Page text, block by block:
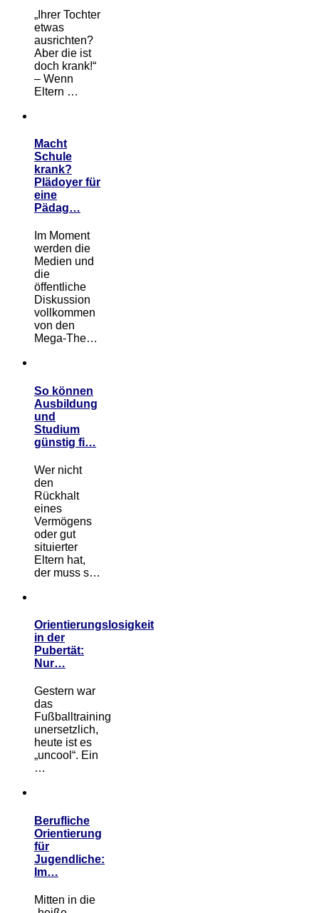
„Ihrer Tochter
etwas
ausrichten?
Aber die ist
doch krank!“
– Wenn
Eltern …
Macht
Schule
krank?
Plädoyer für
eine
Pädag…
Im Moment
werden die
Medien und
die
öffentliche
Diskussion
vollkommen
von den
Mega-The…
So können
Ausbildung
und
Studium
günstig fi…
Wer nicht
den
Rückhalt
eines
Vermögens
oder gut
situierter
Eltern hat,
der muss s…
Orientierungslosigkeit
in der
Pubertät:
Nur…
Gestern war
das
Fußballtraining
unersetzlich,
heute ist es
„uncool“. Ein
…
Berufliche
Orientierung
für
Jugendliche:
Im…
Mitten in die